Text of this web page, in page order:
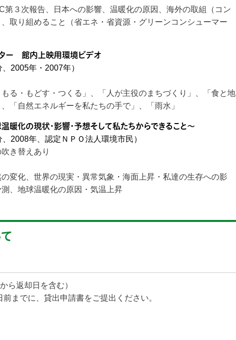
第３次報告、日本への影響、温暖化の原因、海外の取組（コン
取り組めること（省エネ・省資源・グリーンコンシューマー
ー 館内上映用環境ビデオ
、2005年・2007年）
もる・もどす・つくる」、「人が主役のまちづくり」、「食と地
「自然エネルギーを私たちの手で」、「雨水」
暖化の現状・影響・予想そして私たちからできること〜
、2008年、認定ＮＰＯ法人環境市民）
き替えあり
変化、世界の現実・異常気象・海面上昇・私達の生存への影
、地球温暖化の原因・気温上昇
ら返却日を含む）
までに、貸出申請書をご提出ください。